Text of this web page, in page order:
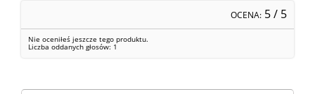
OCENA: 5/ 5
Nie oceniłeś jeszcze tego produktu.
Liczba oddanych głosów: 1